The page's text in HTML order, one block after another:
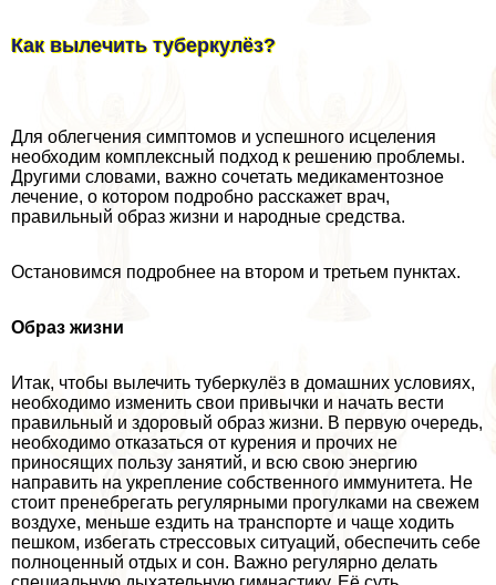
Как вылечить туберкулёз?
Для облегчения симптомов и успешного исцеления
необходим комплексный подход к решению проблемы.
Другими словами, важно сочетать медикаментозное
лечение, о котором подробно расскажет врач,
правильный образ жизни и народные средства.
Остановимся подробнее на втором и третьем пунктах.
Образ жизни
Итак, чтобы вылечить туберкулёз в домашних условиях,
необходимо изменить свои привычки и начать вести
правильный и здоровый образ жизни. В первую очередь,
необходимо отказаться от курения и прочих не
приносящих пользу занятий, и всю свою энергию
направить на укрепление собственного иммунитета. Не
стоит пренебрегать регулярными прогулками на свежем
воздухе, меньше ездить на трaнcпорте и чаще ходить
пешком, избегать стрессовых ситуаций, обеспечить себе
полноценный отдых и сон. Важно регулярно делать